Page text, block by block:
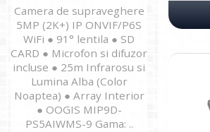
Camera de supraveghere
5MP (2K+) IP ONVIF/P6S
WiFi ● 91° lentila ● SD
CARD ● Microfon si difuzor
incluse ● 25m Infrarosu si
Lumina Alba (Color
Noaptea) ● Array Interior
● OOGIS MIP9D-
PS5AIWMS-9 Gama: ..